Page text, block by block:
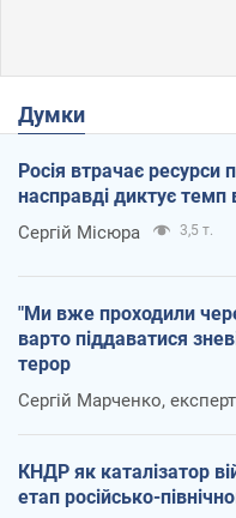
Думки
Росія втрачає ресурси
насправді диктує темп
Сергій Місюра 3,5 т.
"Ми вже проходили
варто піддаватися
терор
Сергій Марченко, експерт
КНДР як каталізатор
етап російсько-